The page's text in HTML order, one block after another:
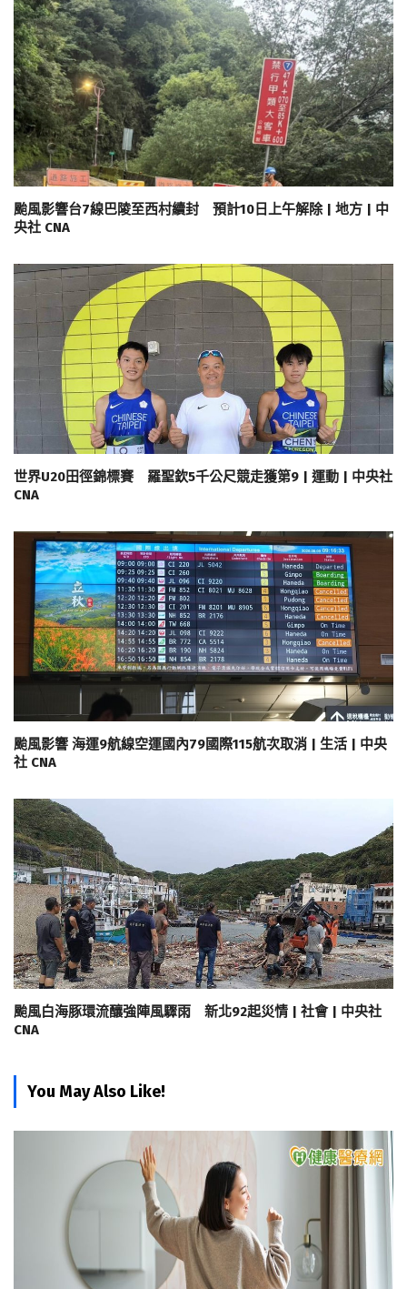
颱風影響台7線巴陵至西村續封 預計10日上午解除 | 地方 | 中
央社 CNA
世界U20田徑錦標賽 羅聖欽5千公尺競走獲第9 | 運動 | 中央社
CNA
颱風影響 海運9航線空運國內79國際115航次取消 | 生活 | 中央
社 CNA
颱風白海豚環流釀強陣風驟雨 新北92起災情 | 社會 | 中央社
CNA
You May Also Like!